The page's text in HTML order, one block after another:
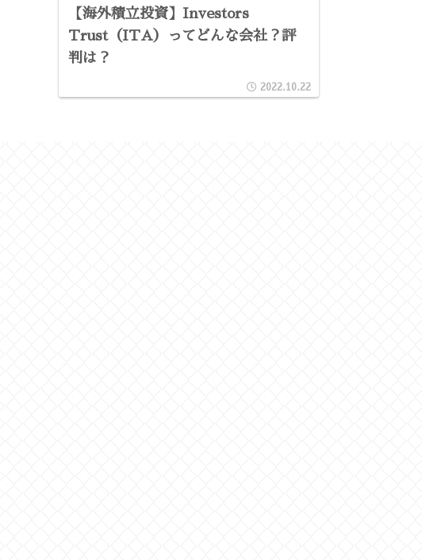
【海外積立投資】Investors
Trust（ITA）ってどんな会社？評
判は？
2022.10.22